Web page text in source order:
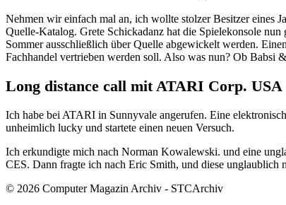
Nehmen wir einfach mal an, ich wollte stolzer Besitzer eines
Quelle-Katalog. Grete Schickadanz hat die Spielekonsole
Sommer ausschließlich über Quelle abgewickelt werden.
Fachhandel vertrieben werden soll. Also was nun? Ob Babsi
Long distance call mit ATARI Corp. USA
Ich habe bei ATARI in Sunnyvale angerufen. Eine
unheimlich lucky und startete einen neuen Versuch.
Ich erkundigte mich nach Norman Kowalewski. und eine
CES. Dann fragte ich nach Eric Smith, und diese unglaublich
© 2026 Computer Magazin Archiv - STCArchiv